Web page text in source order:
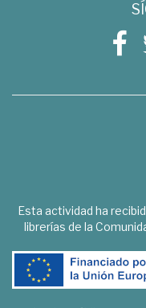
Esta actividad ha
librerías de la